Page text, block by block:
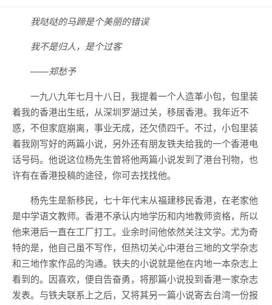
我哒哒的马蹄是个美丽的错误
我不是归人，是个过客
——郑愁予
一九八九年七月十八日，我提着一个人造革小包，包里装
着我的香港出生纸，从深圳罗湖过关，移居香港。我年近不
惑，不但家庭崩离，事业无成，还欠债四千。不过，小包里装
着我刚写好的两篇小说，另外还有朋友铁夫给我的一个香港电
话号码。他说这位杨先生曾将他两篇小说发到了港台刊物，也
许有在香港投稿的途径，你可去找找他。
杨先生是新移民，七十年代末从福建移民香港，在老家他
是中学语文教师。香港不承认内地学历和内地教师资格，所以
他来港后一直在工厂打工。业余时间他依然关注文学。尤为奇
特的是，他自己虽不写作，但热切关心中港台三地的文学杂志
和三地作家作品的沟通。铁夫的小说就是他在内地一本杂志上
看到的。因喜欢，便自告奋勇，将那篇小说投到香港一家杂志
发表。与铁夫联系上之后，又将其另一篇小说寄去台湾一份报